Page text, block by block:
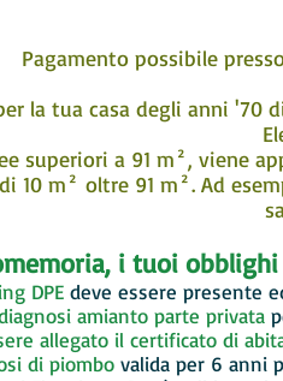
Pagamento possibile
la tua casa degli anni
superiori a 91 m², viene
10 m² oltre 91 m². Ad
i tuoi
DPE deve essere presente
amianto parte privata
allegato il certificato di
di piombo valida per 6 anni